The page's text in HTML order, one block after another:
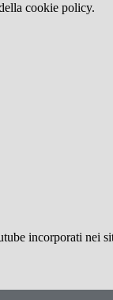
cookie policy.
incorporati nei